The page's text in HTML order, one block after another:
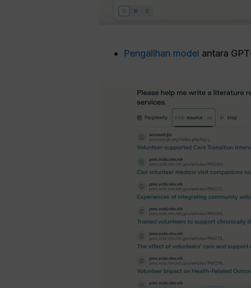
Pengalihan model antara